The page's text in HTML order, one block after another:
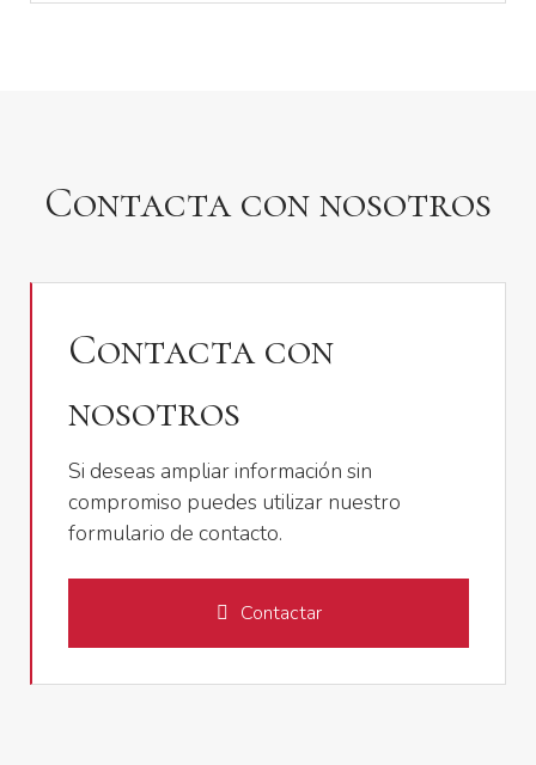
Contacta con nosotros
Contacta con
nosotros
Si deseas ampliar información sin
compromiso puedes utilizar nuestro
formulario de contacto.
Contactar